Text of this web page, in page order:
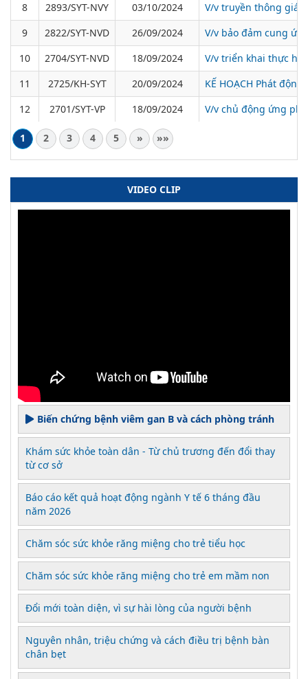
8 2893/SYT-NVY 03/10/2024
V/v truyền thông
9
2822/SYT-NVD 26/09/2024
V/v bảo đảm cung
10
2704/SYT-NVD 18/09/2024
V/v triển khai thực
11
2725/KH-SYT 20/09/2024
KẾ HOẠCH Phát
12
2701/SYT-VP 18/09/2024 V/v chủ động ứng
1 2 3 4 5 » »»
VIDEO CLIP
Biến chứng bệnh viêm gan B và cách phòng tránh
Khám sức khỏe toàn dân - Từ chủ trương đến đổi thay
từ cơ sở
Báo cáo kết quả hoạt động ngành Y tế 6 tháng đầu
năm 2026
Chăm sóc sức khỏe răng miệng cho trẻ tiểu học
Chăm sóc sức khỏe răng miệng cho trẻ em mầm non
Đổi mới toàn diện, vì sự hài lòng của người bệnh
Nguyên nhân, triệu chứng và cách điều trị bệnh bàn
chân bẹt